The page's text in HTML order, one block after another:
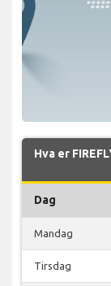
Hva er
Dag
Mandag
Tirsdag